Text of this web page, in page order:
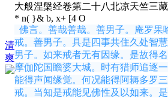
清
爽
大般涅槃经卷第二十八北凉天竺三
* n( }& b, x+ [4 O
佛言。善哉善哉。善男子。庵罗
戒。善男子。具是四事共住久处智
男子。如来戒者无有因缘。是故得
摩伽陀国瞻婆大城。时有猎师追逐
能得声闻缘觉。何况能得阿耨多罗
戒。当知是戒能见佛性及以如来。